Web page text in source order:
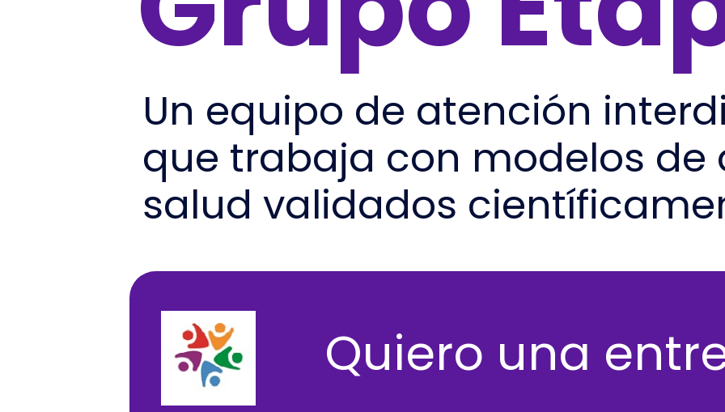
Quiero una
Un equipo de atención
que trabaja con modelos de
salud validados